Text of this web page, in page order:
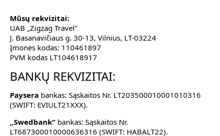
Mūsų rekvizitai:
UAB „Zigzag Travel“
J. Basanavičiaus g. 30-13, Vilnius, LT-03224
Įmonės kodas: 110461897
PVM kodas LT104618917
BANKŲ REKVIZITAI:
Paysera bankas: Sąskaitos Nr. LT203500010001010316
(SWIFT: EVIULT21XXX).
„Swedbank“ bankas: Sąskaitos Nr.
LT687300010000636316 (SWIFT: HABALT22).